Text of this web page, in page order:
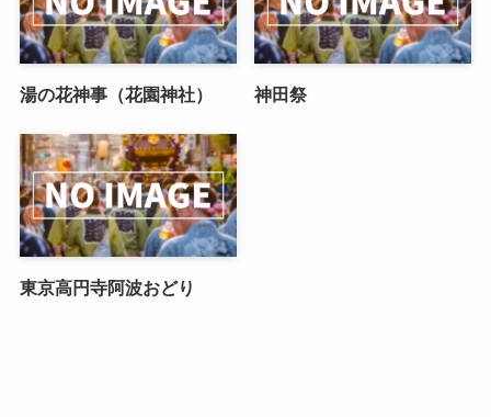
湯の花神事（花園神社） 神田祭
東京高円寺阿波おどり